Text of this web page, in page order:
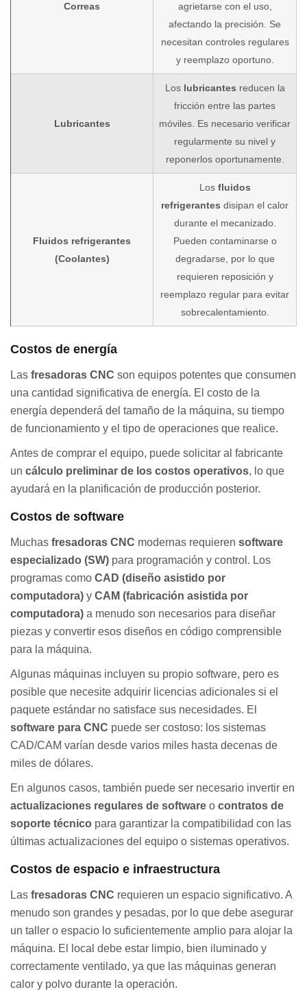
Correas
agrietarse con el uso,
afectando la precisión. Se
necesitan controles regulares
y reemplazo oportuno.
Lubricantes
Los lubricantes reducen la
fricción entre las partes
móviles. Es necesario verificar
regularmente su nivel y
reponerlos oportunamente.
Fluidos refrigerantes
(Coolantes)
Los fluidos
refrigerantes disipan el calor
durante el mecanizado.
Pueden contaminarse o
degradarse, por lo que
requieren reposición y
reemplazo regular para evitar
sobrecalentamiento.
Costos de energía
Las fresadoras CNC son equipos potentes que consumen
una cantidad significativa de energía. El costo de la
energía dependerá del tamaño de la máquina, su tiempo
de funcionamiento y el tipo de operaciones que realice.
Antes de comprar el equipo, puede solicitar al fabricante
un cálculo preliminar de los costos operativos, lo que
ayudará en la planificación de producción posterior.
Costos de software
Muchas fresadoras CNC modernas requieren software
especializado (SW) para programación y control. Los
programas como CAD (diseño asistido por
computadora) y CAM (fabricación asistida por
computadora) a menudo son necesarios para diseñar
piezas y convertir esos diseños en código comprensible
para la máquina.
Algunas máquinas incluyen su propio software, pero es
posible que necesite adquirir licencias adicionales si el
paquete estándar no satisface sus necesidades. El
software para CNC puede ser costoso: los sistemas
CAD/CAM varían desde varios miles hasta decenas de
miles de dólares.
En algunos casos, también puede ser necesario invertir en
actualizaciones regulares de software o contratos de
soporte técnico para garantizar la compatibilidad con las
últimas actualizaciones del equipo o sistemas operativos.
Costos de espacio e infraestructura
Las fresadoras CNC requieren un espacio significativo. A
menudo son grandes y pesadas, por lo que debe asegurar
un taller o espacio lo suficientemente amplio para alojar la
máquina. El local debe estar limpio, bien iluminado y
correctamente ventilado, ya que las máquinas generan
calor y polvo durante la operación.